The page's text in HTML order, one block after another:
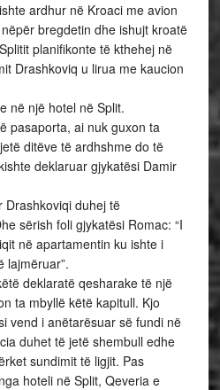
ardhur në Kroaci me avion
bregdetin dhe ishujt kroatë
planifikonte të kthehej në
Drashkoviq u lirua me kaucion
në një hotel në Split.
pasaporta, ai nuk guxon ta
ditëve të ardhshme do të
deklaruar gjykatësi Damir
Drashkoviqi duhej të
sërish foli gjykatësi Romac: “I
në apartamentin ku ishte i
lajmëruar”.
deklaratë qesharake të një
ta mbyllë këtë kapitull. Kjo
vend i anëtarësuar së fundi në
duhet të jetë shembull edhe
sundimit të ligjit. Pas
hoteli në Split, Qeveria e